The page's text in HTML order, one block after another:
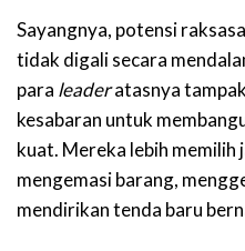
Sayangnya, potensi
tidak digali secara
para leaderatasnya
kesabaran untuk
kuat. Mereka lebih memilih
mengemasi barang,
mendirikan tenda baru